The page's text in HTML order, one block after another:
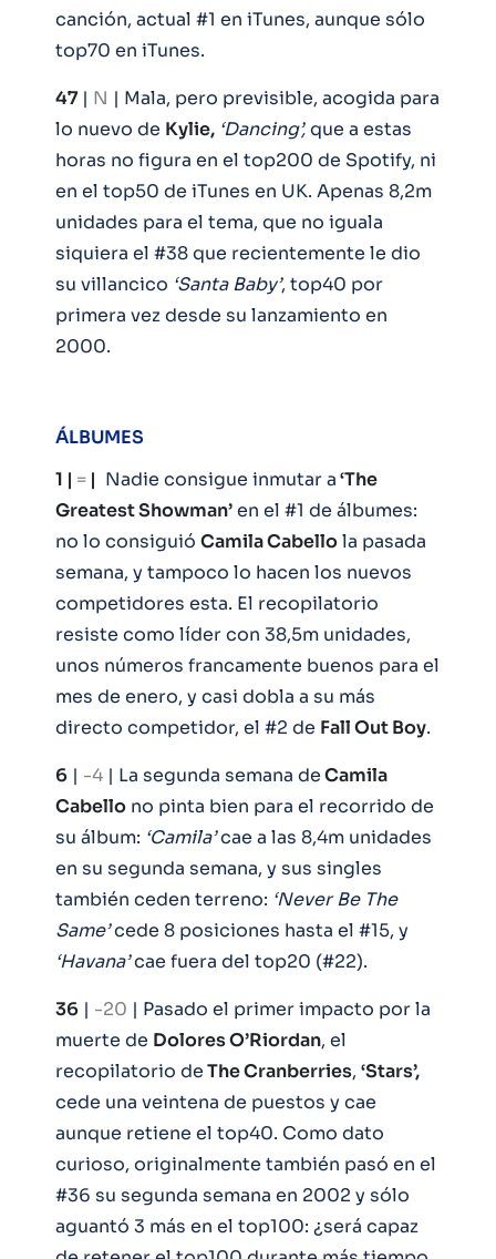
canción, actual #1 en iTunes, aunque sólo
top70 en iTunes.
47 | N | Mala, pero previsible, acogida para
lo nuevo de Kylie, ‘Dancing’,que a estas
horas no figura en el top200 de Spotify, ni
en el top50 de iTunes en UK. Apenas 8,2m
unidades para el tema, que no iguala
siquiera el #38 que recientemente le dio
su villancico ‘Santa Baby’, top40 por
primera vez desde su lanzamiento en
2000.
ÁLBUMES
1 | = | Nadie consigue inmutar a‘The
Greatest Showman’en el #1 de álbumes:
no lo consiguió Camila Cabellola pasada
semana, y tampoco lo hacen los nuevos
competidores esta. El recopilatorio
resiste como líder con 38,5m unidades,
unos números francamente buenos para el
mes de enero, y casi dobla a su más
directo competidor, el #2 de Fall Out Boy.
6 | -4 | La segunda semana deCamila
Cabello no pinta bien para el recorrido de
su álbum: ‘Camila’cae a las 8,4m unidades
en su segunda semana, y sus singles
también ceden terreno: ‘Never Be The
Same’cede 8 posiciones hasta el #15, y
‘Havana’cae fuera del top20 (#22).
36 | -20 | Pasado el primer impacto por la
muerte de Dolores O’Riordan, el
recopilatorio deThe Cranberries, ‘Stars’,
cede una veintena de puestos y cae
aunque retiene el top40. Como dato
curioso, originalmente también pasó en el
#36 su segunda semana en 2002 y sólo
aguantó 3 más en el top100: ¿será capaz